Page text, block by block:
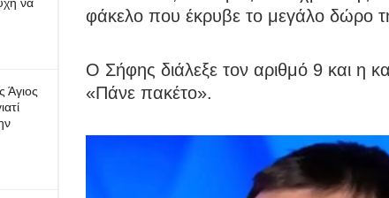
Άγιος
φάκελο που έκρυβε το μεγάλο δώρο
Ο Σήφης διάλεξε τον αριθμό 9 και η
«Πάνε πακέτο».